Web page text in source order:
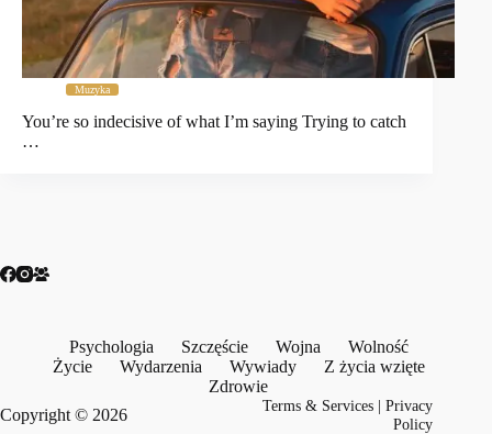
Muzyka
You’re so indecisive of what I’m saying Trying to catch
…
Psychologia Szczęście Wojna
Wolność
Życie
Wydarzenia Wywiady
Z życia wzięte
Zdrowie
Copyright © 2026
Terms & Services |Privacy
Policy